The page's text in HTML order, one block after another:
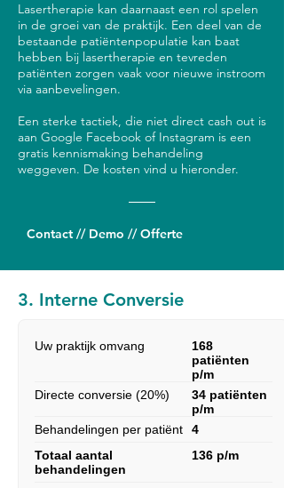
Lasertherapie kan daarnaast een rol spelen
in de groei van de praktijk. Een deel van de
bestaande patiëntenpopulatie kan baat
hebben bij lasertherapie en tevreden
patiënten zorgen vaak voor nieuwe instroom
via aanbevelingen.
Een sterke tactiek, die niet direct cash out is
aan Google Facebook of Instagram is een
gratis kennismaking behandeling
weggeven. De kosten vind u hieronder.
Contact // Demo // Offerte
3. Interne Conversie
Uw praktijk omvang
168
patiënten
p/m
Directe conversie (20%)
34 patiënten
p/m
Behandelingen per patiënt
4
Totaal aantal
behandelingen
136 p/m